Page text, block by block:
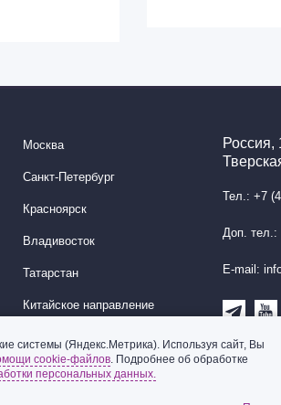
Москва
Санкт-Петербург
Красноярск
Владивосток
Татарстан
Китайское направление
Корейское направление
Ближний Восток
Россия,
Тел.: +7
Доп. тел.:
E-mail:
системы (Яндекс.Метрика). Используя сайт, Вы
cookie-файлов. Подробнее об обработке
персональных данных.